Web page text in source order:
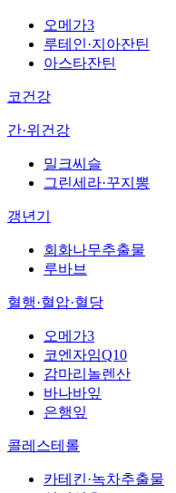
오메가3
루테인·지아잔틴
아스타잔틴
코건강
간·위건강
밀크씨슬
그린세라·꾸지뽕
갱년기
회화나무추출물
루바브
혈행·혈압·혈당
오메가3
코엔자임Q10
감마리놀렌산
바나바잎
은행잎
콜레스테롤
카테킨·녹차추출물